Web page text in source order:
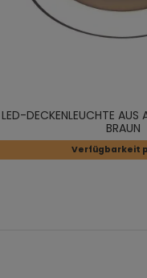
LED-DECKENLEUCHTE AUS
BRAUN
Verfügbarkeit